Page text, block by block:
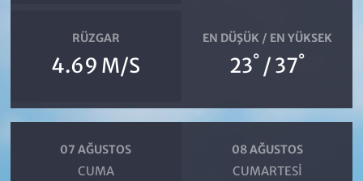
RÜZGAR
4.69 M/S
EN DÜŞÜK / EN YÜKSEK
23° / 37°
07 AĞUSTOS
CUMA
08 AĞUSTOS
CUMARTESI